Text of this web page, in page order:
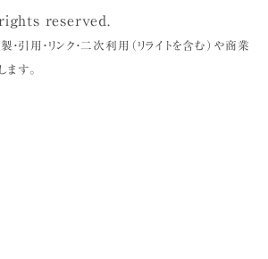
reserved.
引用・リンク・二次利用（リライトを含む）や商業
ます。